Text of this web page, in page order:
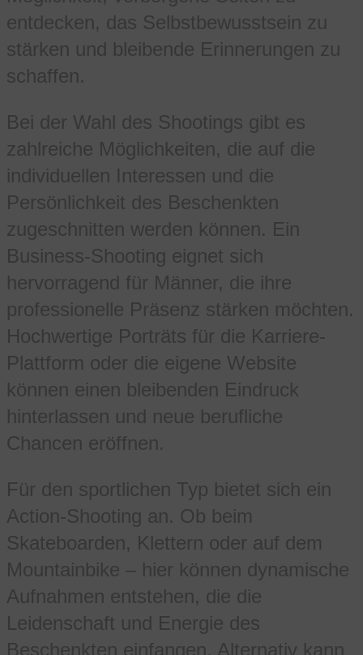
entdecken, das Selbstbewusstsein zu
stärken und bleibende Erinnerungen zu
schaffen.
Bei der Wahl des Shootings gibt es
zahlreiche Möglichkeiten, die auf die
individuellen Interessen und die
Persönlichkeit des Beschenkten
zugeschnitten werden können. Ein
Business-Shooting eignet sich
hervorragend für Männer, die ihre
professionelle Präsenz stärken möchten.
Hochwertige Porträts für die Karriere-
Plattform oder die eigene Website
können einen bleibenden Eindruck
hinterlassen und neue berufliche
Chancen eröffnen.
Für den sportlichen Typ bietet sich ein
Action-Shooting an. Ob beim
Skateboarden, Klettern oder auf dem
Mountainbike – hier können dynamische
Aufnahmen entstehen, die die
Leidenschaft und Energie des
Beschenkten einfangen. Alternativ kann